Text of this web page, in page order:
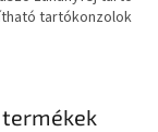
tartókonzolok